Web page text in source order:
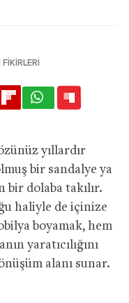
yıllardır
bir sandalye ya
bir dolaba takılır.
haliyle de içinize
boyamak, hem
yaratıcılığını
alanı sunar.